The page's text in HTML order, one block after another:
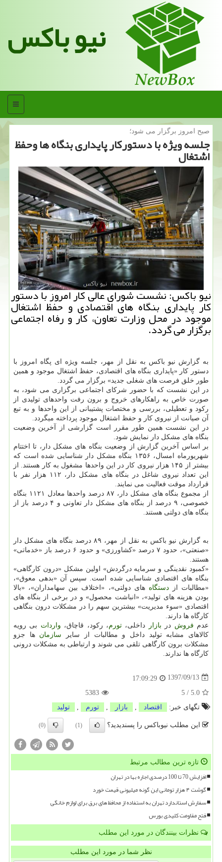
نیو باکس
منو
صبح امروز برگزار می شود؛
جلسه ویژه با دستوركار پایداری بنگاه‎ ها وحفظ
اشتغال
نیو باكس: نشست شورای عالی كار امروز با دستور
كار پایداری بنگاه های اقتصادی و حفظ اشتغال
موجود در محل وزارت تعاون، كار و رفاه اجتماعی
برگزار می گردد.
به گزارش نیو باكس به نقل از مهر، جلسه ویژه ای پگاه امروز با
دستور كار «پایداری بنگاه های اقتصادی، حفظ اشتغال موجود و همین
طور خلق فرصت های شغلی جدید» برگزار می گردد.
در این نشست كه با حضور شركای اجتماعی برگزاری می شود، به
صورت خاص به راهكارهای خروج و برون رفت واحدهای تولیدی از
ركود و تعطیلی، بررسی و مختصات پشتیبانی از این واحدها و به تبع
آن صیانت از نیروی كار و حفظ اشتغال موجود پرداخته میگردد.
در این نشست همین طور مقرر است گزارشی از آخرین وضعیت
بنگاه های مشكل دار نمایش شود.
بر اساس آخرین گزارش از وضعیت بنگاه های مشكل دار، تا اختتام
شهریورماه امسال، ۱۳۵۶ بنگاه مشكل دار شناسایی شده است كه
بیشتر از ۱۴۵ هزار نیروی كار در این واحدها مشغول به كار هستند. از
این تعداد نیروی شاغل در بنگاه های مشكل دار، ۱۱۲ هزار نفر با
قرارداد موقت فعالیت می نمایند.
از مجموع بنگاه های مشكل دار، ۸۷ درصد واحدها معادل ۱۱۲۱ بنگاه
خصوصی، ۹ درصد از بنگاه های مشكل دار تعاونی و ۴ درصد باز از
بنگاه های دولتی هستند.
به گزارش نیو باكس به نقل از مهر، ۸۹ درصد بنگاه های مشكل دار
«صنعتی»، حدود ۷ درصد «كشاورزی» و حدود ۶ درصد باز «خدماتی»
هستند.
«كمبود نقدینگی و سرمایه درگردش» اولین مشكل «درون كارگاهی»
بنگاه های اقتصادی شناسایی شده است. سپس آن «بدهی معوق»،
«مطالبات ازدستگاه های دولتی»، «اختلاف بین سهامداران»، «بالا
بودن هزینه های تولید»، «انباشت محصول» و در برخی از بنگاه های
اقتصادی «سوء مدیریت» بیشترین سهم را در مشكلات درون بنگاهی
كارگاه ها دارند.
عدم فروش در بازار داخلی، تورم، ركود، قاچاق، واردات بی رویه
كالاهای مشابه تولید داخل و مطالبات از سایر سازمان ها جزو
مشكلات برون كارگاهی تلقی می شوند و ارتباطی به مشكلات درونی
كارگاه ها ندارند.
1397/09/13
17:09:29
5.0
/
5
5383
تگهای خبر:
اقتصاد بازار تورم تولید
این مطلب نیوباکس را پسندیدید؟ (1)
(0)
تازه ترین مطالب مرتبط
افزایش 70 تا 100 درصدی اجاره بها در تهران
گوشت ۴ هزار تومانی این گونه میلیونی قیمت خورد
سفارش استاندارد تهران به استفاده از محافظ های برق برای لوازم خانگی
فتح مقاومت کلیدی بورس
نظرات بینندگان در مورد این مطلب
نظر شما در مورد این مطلب